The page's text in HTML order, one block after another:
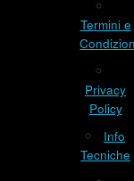
Termini e
Privacy
Policy
Info
Tecniche